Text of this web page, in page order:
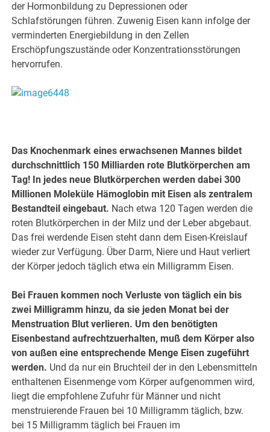
der Hormonbildung zu Depressionen oder
Schlafstörungen führen. Zuwenig Eisen kann infolge der
verminderten Energiebildung in den Zellen
Erschöpfungszustände oder Konzentrationsstörungen
hervorrufen.
Das Knochenmark eines erwachsenen Mannes bildet
durchschnittlich 150 Milliarden rote Blutkörperchen am
Tag! In jedes neue Blutkörperchen werden dabei 300
Millionen Moleküle Hämoglobin mit Eisen als zentralem
Bestandteil eingebaut. Nach etwa 120 Tagen werden die
roten Blutkörperchen in der Milz und der Leber abgebaut.
Das frei werdende Eisen steht dann dem Eisen-Kreislauf
wieder zur Verfügung. Über Darm, Niere und Haut verliert
der Körper jedoch täglich etwa ein Milligramm Eisen.
Bei Frauen kommen noch Verluste von täglich ein bis
zwei Milligramm hinzu, da sie jeden Monat bei der
Menstruation Blut verlieren. Um den benötigten
Eisenbestand aufrechtzuerhalten, muß dem Körper also
von außen eine entsprechende Menge Eisen zugeführt
werden. Und da nur ein Bruchteil der in den Lebensmitteln
enthaltenen Eisenmenge vom Körper aufgenommen wird,
liegt die empfohlene Zufuhr für Männer und nicht
menstruierende Frauen bei 10 Milligramm täglich, bzw.
bei 15 Milligramm täglich bei Frauen im